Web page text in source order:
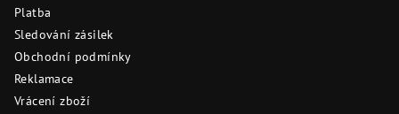
Platba
Sledování zásilek
Obchodní podmínky
Reklamace
Vrácení zboží